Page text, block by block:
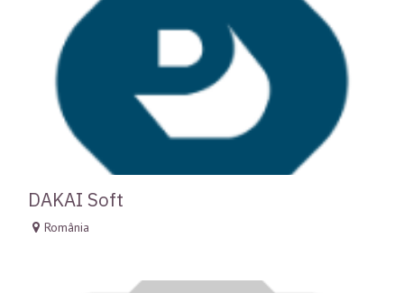
DAKAI Soft
România